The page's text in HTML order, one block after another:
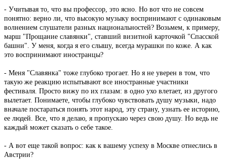
- Учитывая то, что вы профессор, это ясно. Но вот что не совсем
понятно: верно ли, что высокую музыку воспринимают с одинаковым
волнением слушатели разных национальностей? Возьмем, к примеру,
марш "Прощание славянки", ставший визитной карточкой "Спасской
башни". У меня, когда я его слышу, всегда мурашки по коже. А как
это воспринимают иностранцы?
- Меня "Славянка" тоже глубоко трогает. Но я не уверен в том, что
такую же реакцию испытывают все иностранные участники
фестиваля. Просто вижу по их глазам: в одно ухо влетает, из другого
вылетает. Понимаете, чтобы глубоко чувствовать душу музыки, надо
вначале постараться понять этот народ, эту страну, узнать ее историю,
ее людей. Все, что я делаю, я пропускаю через свою душу. Но ведь не
каждый может сказать о себе такое.
- А вот еще такой вопрос: как к вашему успеху в Москве отнеслись в
Австрии?